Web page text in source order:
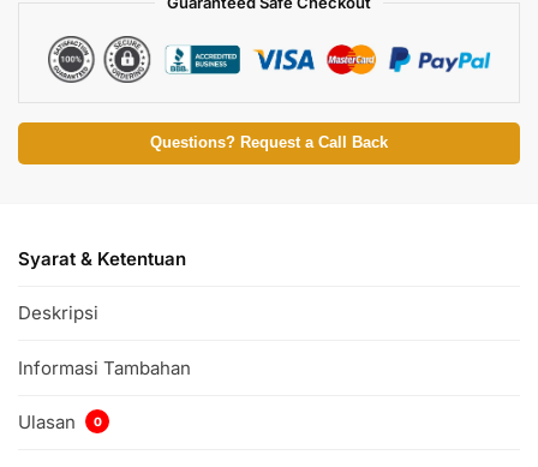
Questions? Request a Call Back
Syarat & Ketentuan
Deskripsi
Informasi Tambahan
Ulasan 0